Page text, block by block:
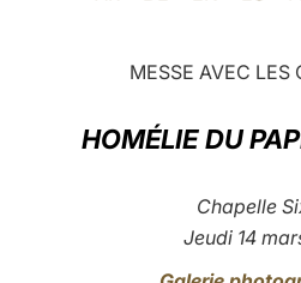
MESSE AVEC LES
HOMÉLIE DU
Chapelle
Jeudi 14